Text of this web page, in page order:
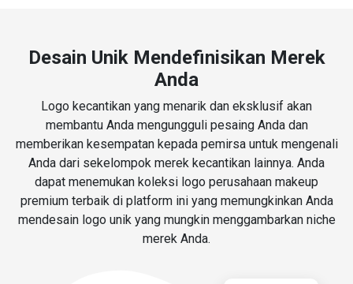
Desain Unik Mendefinisikan Merek
Anda
Logo kecantikan yang menarik dan eksklusif akan
membantu Anda mengungguli pesaing Anda dan
memberikan kesempatan kepada pemirsa untuk mengenali
Anda dari sekelompok merek kecantikan lainnya. Anda
dapat menemukan koleksi logo perusahaan makeup
premium terbaik di platform ini yang memungkinkan Anda
mendesain logo unik yang mungkin menggambarkan niche
merek Anda.